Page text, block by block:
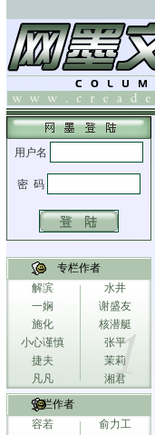
专栏作者
解滨
水井
一娴
谢盛友
施化
核潜艇
小心谨慎
张平
捷夫
茉莉
凡凡
湘君
专栏作者
容若
俞力工